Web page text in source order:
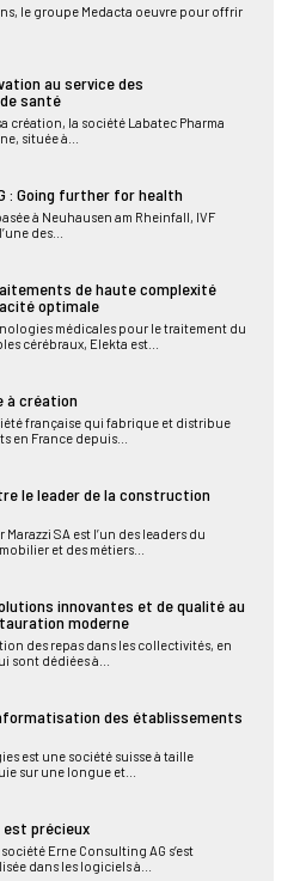
le groupe Medacta oeuvre pour offrir
au service des
santé
création, la société Labatec Pharma
située à...
: Going further for health
à Neuhausen am Rheinfall, IVF
des...
de haute complexité
optimale
médicales pour le traitement du
cérébraux, Elekta est...
à création
française qui fabrique et distribue
en France depuis...
le leader de la construction
SA est l’un des leaders du
et des métiers...
innovantes et de qualité au
moderne
des repas dans les collectivités, en
sont dédiées à...
des établissements
est une société suisse à taille
sur une longue et...
précieux
Erne Consulting AG s’est
dans les logiciels à...